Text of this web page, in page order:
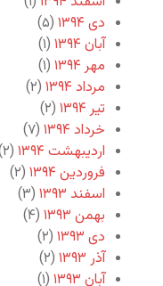
دی ۱۳۹۴
(۵)
آبان ۱۳۹۴
(۱)
مهر ۱۳۹۴
(۱)
مرداد ۱۳۹۴
(۲)
تیر ۱۳۹۴
(۲)
خرداد ۱۳۹۴
(۷)
اردیبهشت ۱۳۹۴
(۲)
فروردین ۱۳۹۴
(۲)
اسفند ۱۳۹۳
(۳)
بهمن ۱۳۹۳
(۴)
دی ۱۳۹۳
(۲)
آذر ۱۳۹۳
(۲)
آبان ۱۳۹۳
(۱)